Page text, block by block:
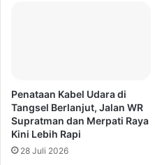
Penataan Kabel Udara di
Tangsel Berlanjut, Jalan WR
Supratman dan Merpati Raya
Kini Lebih Rapi
28 Juli 2026